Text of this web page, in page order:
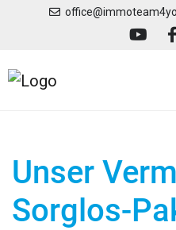
Unser
Sorglos-